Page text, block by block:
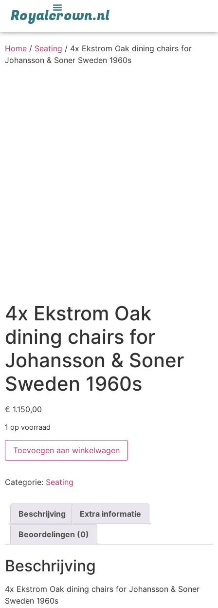
Royalcrown.nl
Home / Seating / 4x Ekstrom Oak dining chairs for
Johansson & Soner Sweden 1960s
4x Ekstrom Oak
dining chairs for
Johansson & Soner
Sweden 1960s
€ 1.150,00
1 op voorraad
Toevoegen aan winkelwagen
Categorie: Seating
Beschrijving Extra informatie
Beoordelingen (0)
Beschrijving
4x Ekstrom Oak dining chairs for Johansson & Soner
Sweden 1960s